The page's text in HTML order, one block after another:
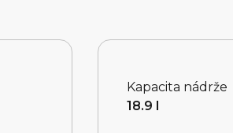
Kapacita nádrže
18.9 l